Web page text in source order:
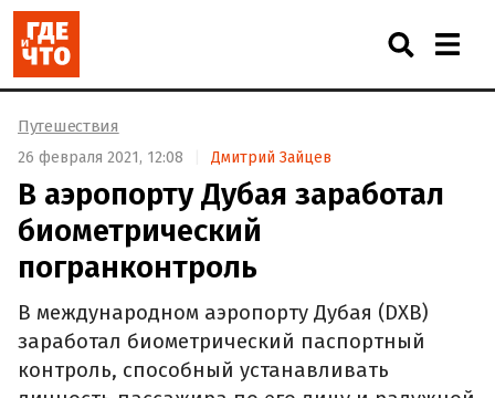
Путешествия
26 февраля 2021, 12:08 Дмитрий Зайцев
В аэропорту Дубая заработал
биометрический
погранконтроль
В международном аэропорту Дубая (DXB)
заработал биометрический паспортный
контроль, способный устанавливать